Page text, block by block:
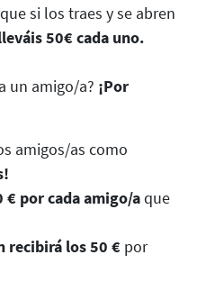
si los traes y se abren
50€ cada uno.
un amigo/a? ¡Por
amigos/as como
€ por cada amigo/aque
recibirá los 50 € por